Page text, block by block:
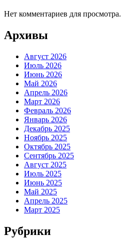
Нет комментариев для просмотра.
Архивы
Август 2026
Июль 2026
Июнь 2026
Май 2026
Апрель 2026
Март 2026
Февраль 2026
Январь 2026
Декабрь 2025
Ноябрь 2025
Октябрь 2025
Сентябрь 2025
Август 2025
Июль 2025
Июнь 2025
Май 2025
Апрель 2025
Март 2025
Рубрики